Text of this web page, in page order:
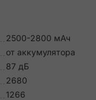
2500-2800 мАч
от аккумулятора
87 дБ
2680
1266